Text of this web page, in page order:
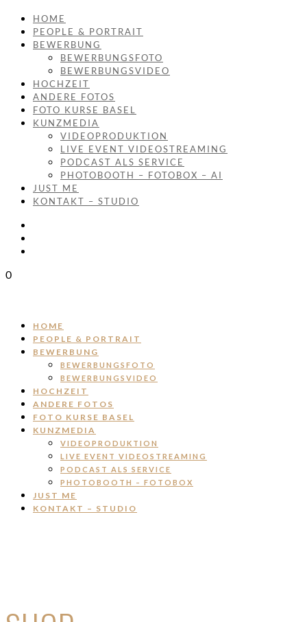
HOME
PEOPLE & PORTRAIT
BEWERBUNG
BEWERBUNGSFOTO
BEWERBUNGSVIDEO
HOCHZEIT
ANDERE FOTOS
FOTO KURSE BASEL
KUNZMEDIA
VIDEOPRODUKTION
LIVE EVENT VIDEOSTREAMING
PODCAST ALS SERVICE
PHOTOBOOTH – FOTOBOX – AI
JUST ME
KONTAKT – STUDIO
0
HOME
PEOPLE & PORTRAIT
BEWERBUNG
BEWERBUNGSFOTO
BEWERBUNGSVIDEO
HOCHZEIT
ANDERE FOTOS
FOTO KURSE BASEL
KUNZMEDIA
VIDEOPRODUKTION
LIVE EVENT VIDEOSTREAMING
PODCAST ALS SERVICE
PHOTOBOOTH – FOTOBOX
JUST ME
KONTAKT – STUDIO